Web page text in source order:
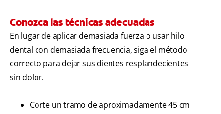
Conozca las técnicas adecuadas
En lugar de aplicar demasiada fuerza o usar hilo
dental con demasiada frecuencia, siga el método
correcto para dejar sus dientes resplandecientes
sin dolor.
Corte un tramo de aproximadamente 45 cm